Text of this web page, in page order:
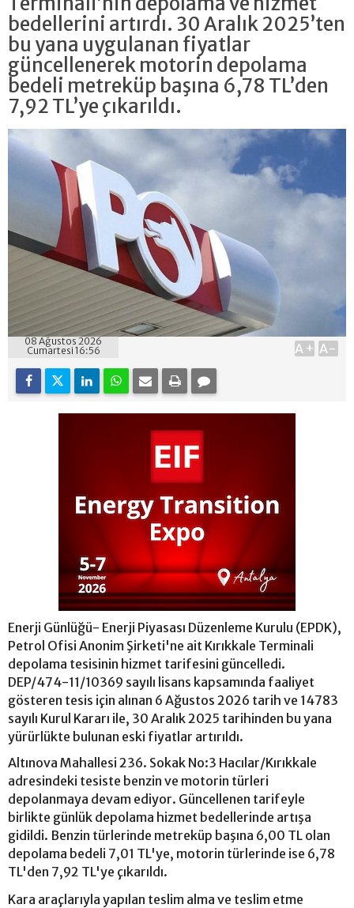
bedellerini artırdı. 30 Aralık 2025’ten
bu yana uygulanan fiyatlar
güncellenerek motorin depolama
bedeli metreküp başına 6,78 TL’den
7,92 TL’ye çıkarıldı.
08 Ağustos 2026
Cumartesi 16:56
A+ A-
Enerji Günlüğü- Enerji Piyasası Düzenleme Kurulu (EPDK),
Petrol Ofisi Anonim Şirketi'ne ait Kırıkkale Terminali
depolama tesisinin hizmet tarifesini güncelledi.
DEP/474-11/10369 sayılı lisans kapsamında faaliyet
gösteren tesis için alınan 6 Ağustos 2026 tarih ve 14783
sayılı Kurul Kararı ile, 30 Aralık 2025 tarihinden bu yana
yürürlükte bulunan eski fiyatlar artırıldı.
Altınova Mahallesi 236. Sokak No:3 Hacılar/Kırıkkale
adresindeki tesiste benzin ve motorin türleri
depolanmaya devam ediyor. Güncellenen tarifeyle
birlikte günlük depolama hizmet bedellerinde artışa
gidildi. Benzin türlerinde metreküp başına 6,00 TL olan
depolama bedeli 7,01 TL'ye, motorin türlerinde ise 6,78
TL'den 7,92 TL'ye çıkarıldı.
Kara araçlarıyla yapılan teslim alma ve teslim etme